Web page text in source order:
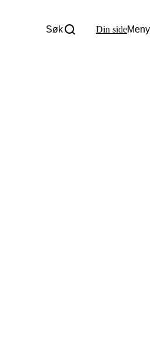
Søk Din sideMeny